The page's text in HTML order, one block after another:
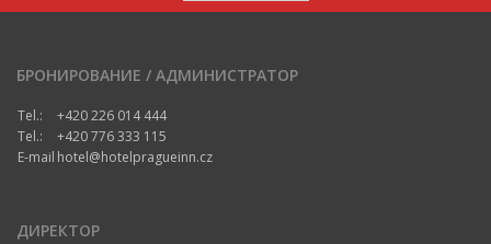
БРОНИРОВАНИЕ / АДМИНИСТРАТОР
Tel.:
+420 226 014 444
Tel.:
+420 776 333 115
E-mail hotel@hotelpragueinn.cz
ДИРЕКТОР